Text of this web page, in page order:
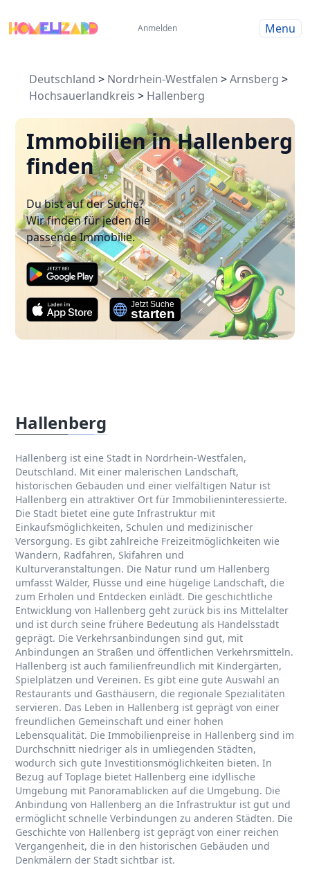
Anmelden Menu
Deutschland > Nordrhein-Westfalen >Arnsberg >
Hochsauerlandkreis > Hallenberg
Immobilien in Hallenberg
finden
Du bist auf der Suche?
Wir finden für jeden die
passende Immobilie.
Hallenberg
Hallenberg ist eine Stadt in Nordrhein-Westfalen,
Deutschland. Mit einer malerischen Landschaft,
historischen Gebäuden und einer vielfältigen Natur ist
Hallenberg ein attraktiver Ort für Immobilieninteressierte.
Die Stadt bietet eine gute Infrastruktur mit
Einkaufsmöglichkeiten, Schulen und medizinischer
Versorgung. Es gibt zahlreiche Freizeitmöglichkeiten wie
Wandern, Radfahren, Skifahren und
Kulturveranstaltungen. Die Natur rund um Hallenberg
umfasst Wälder, Flüsse und eine hügelige Landschaft, die
zum Erholen und Entdecken einlädt. Die geschichtliche
Entwicklung von Hallenberg geht zurück bis ins Mittelalter
und ist durch seine frühere Bedeutung als Handelsstadt
geprägt. Die Verkehrsanbindungen sind gut, mit
Anbindungen an Straßen und öffentlichen Verkehrsmitteln.
Hallenberg ist auch familienfreundlich mit Kindergärten,
Spielplätzen und Vereinen. Es gibt eine gute Auswahl an
Restaurants und Gasthäusern, die regionale Spezialitäten
servieren. Das Leben in Hallenberg ist geprägt von einer
freundlichen Gemeinschaft und einer hohen
Lebensqualität. Die Immobilienpreise in Hallenberg sind im
Durchschnitt niedriger als in umliegenden Städten,
wodurch sich gute Investitionsmöglichkeiten bieten. In
Bezug auf Toplage bietet Hallenberg eine idyllische
Umgebung mit Panoramablicken auf die Umgebung. Die
Anbindung von Hallenberg an die Infrastruktur ist gut und
ermöglicht schnelle Verbindungen zu anderen Städten. Die
Geschichte von Hallenberg ist geprägt von einer reichen
Vergangenheit, die in den historischen Gebäuden und
Denkmälern der Stadt sichtbar ist.